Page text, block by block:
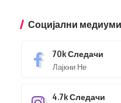
Социјални медиуми
70kСледачи
Лајкни Не
4.7kСледачи